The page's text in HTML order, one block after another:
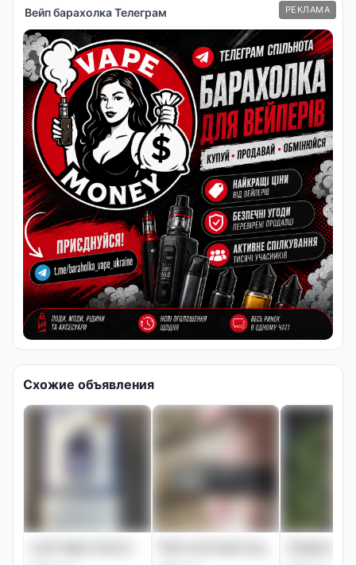
Вейп барахолка Телеграм РЕКЛАМА
Схожие объявления